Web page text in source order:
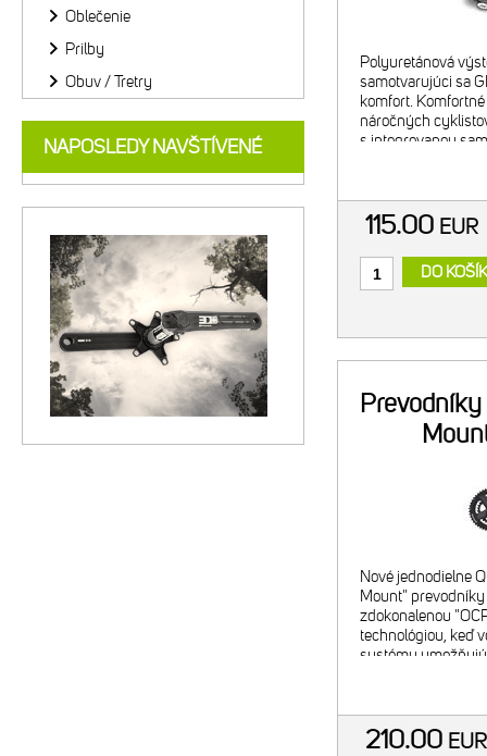
Polyuretánová
samotvarujúci sa
komfort.
náročných
s integrovanou
115.00 EUR
DO
Nové jednodielne
Mount"
zdokonalenou
technológiou, keď
systému
Mount prev
210.00
Oblečenie
Prilby
Obuv / Tretry
NAPOSLEDY NAVŠTÍVENÉ